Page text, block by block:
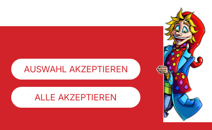
AUSWAHL AKZEPTIEREN
ALLE AKZEPTIEREN